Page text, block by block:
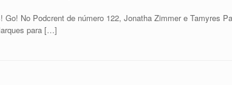
Go! No Podcrent de número 122, Jonatha Zimmer e Tamyres
para […]